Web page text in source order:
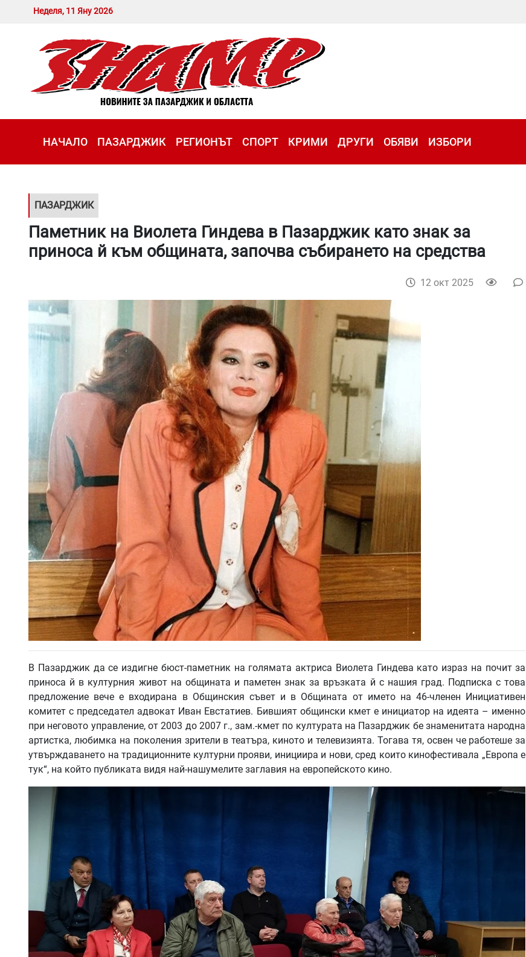
Неделя, 11 Яну 2026
НАЧАЛО ПАЗАРДЖИК РЕГИОНЪТ СПОРТ КРИМИ ДРУГИ ОБЯВИ ИЗБОРИ
ПАЗАРДЖИК
Паметник на Виолета Гиндева в Пазарджик като знак за
приноса й към общината, започва събирането на средства
12 окт 2025
В Пазарджик да се издигне бюст-паметник на голямата актриса Виолета Гиндева като израз на почит за
приноса й в културния живот на общината и паметен знак за връзката й с нашия град. Подписка с това
предложение вече е входирана в Общинския съвет и в Общината от името на 46-членен Инициативен
комитет с председател адвокат Иван Евстатиев. Бившият общински кмет е инициатор на идеята – именно
при неговото управление, от 2003 до 2007 г., зам.-кмет по културата на Пазарджик бе знаменитата народна
артистка, любимка на поколения зрители в театъра, киното и телевизията. Тогава тя, освен че работеше за
утвърждаването на традиционните културни прояви, инициира и нови, сред които кинофестивала „Европа е
тук“, на който публиката видя най-нашумелите заглавия на европейското кино.